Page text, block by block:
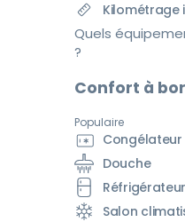
Kilométrage
Quels
?
Confort à
Populaire
Congélateur
Douche
Réfrigérateur
Salon